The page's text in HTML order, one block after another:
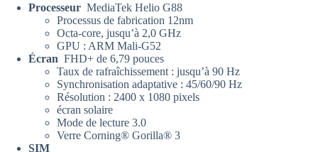
Processeur MediaTek Helio G88
Processus de fabrication 12nm
Octa-core, jusqu’à 2,0 GHz
GPU : ARM Mali-G52
Écran FHD+ de 6,79 pouces
Taux de rafraîchissement : jusqu’à 90 Hz
Synchronisation adaptative : 45/60/90 Hz
Résolution : 2400 x 1080 pixels
écran solaire
Mode de lecture 3.0
Verre Corning® Gorilla® 3
SIM